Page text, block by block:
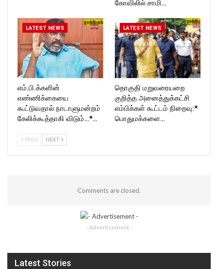
கோவிலில் சாமி…
LATEST NEWS
எம்.பி.க்களின்
எண்ணிக்கையை
கூட்டுவதால் நாடாளுமன்றம்
கேலிக்கூத்தாகி விடும்…*…
LATEST NEWS
தொகுதி மறுவரையறை
குறித்த அனைத்துக்கட்சி
எம்பிக்கள் கூட்டம் நிறைவு:*
பொதுமக்களை…
PREV NEXT
Comments are closed.
- Advertisement -
Latest Stories